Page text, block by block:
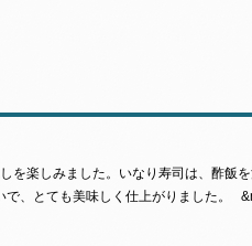
を楽しみました。いなり寿司は、酢飯
で、とても美味しく仕上がりました。